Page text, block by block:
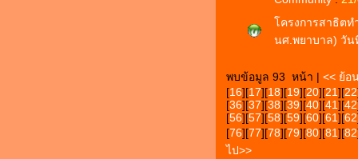
โครงการสาธิต
นศ.พยาบาล) วัน
พบข้อมูล 93 หน้า | << ย้อ
[16][17][18][19][20][21][22
[36][37][38][39][40][41][42
[56][57][58][59][60][61][62
[76][77][78][79][80][81][82
ไป>>